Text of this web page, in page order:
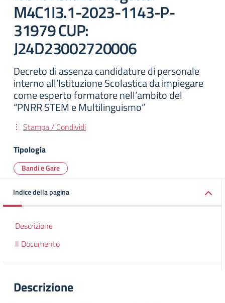
M4C1I3.1-2023-1143-P-
31979 CUP:
J24D23002720006
Decreto di assenza candidature di personale
interno all’Istituzione Scolastica da impiegare
come esperto formatore nell’ambito del
“PNRR STEM e Multilinguismo”
Stampa / Condividi
Tipologia
Bandi e Gare
Indice della pagina
Descrizione
Il Documento
Descrizione